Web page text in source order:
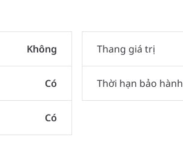
Không
Có
Có
Thang giá trị
Thời hạn bảo hành